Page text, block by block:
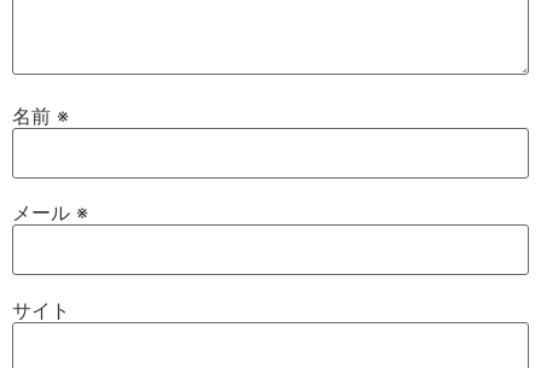
名前 ※
メール ※
サイト